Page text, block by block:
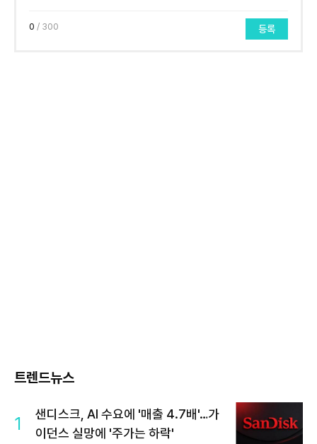
0 / 300 등록
트렌드뉴스
1
샌디스크, AI 수요에 '매출 4.7배'…가
이던스 실망에 '주가는 하락'